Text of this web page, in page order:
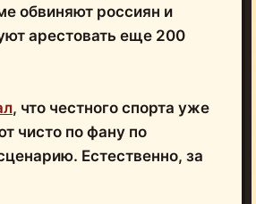
обвиняют россиян и
арестовать еще 200
, что честного спорта уже
чисто по фану по
Естественно, за